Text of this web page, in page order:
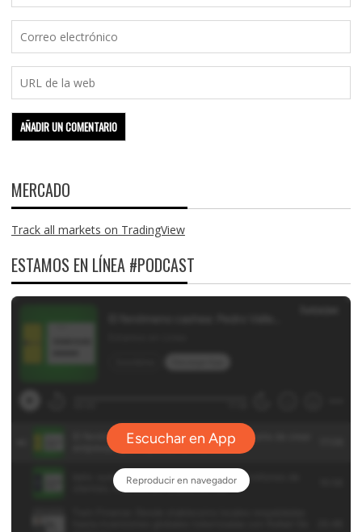
MERCADO
Track all markets on TradingView
ESTAMOS EN LÍNEA #PODCAST